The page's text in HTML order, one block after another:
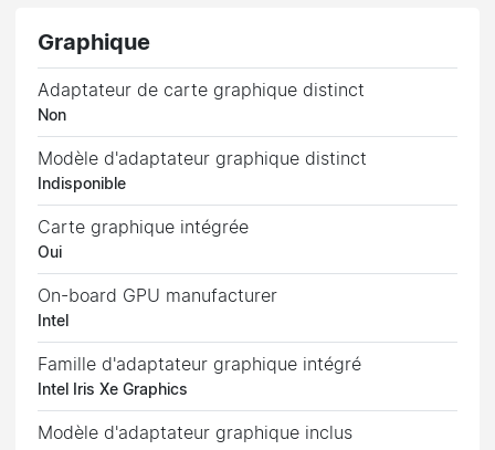
Graphique
Adaptateur de carte graphique distinct
Non
Modèle d'adaptateur graphique distinct
Indisponible
Carte graphique intégrée
Oui
On-board GPU manufacturer
Intel
Famille d'adaptateur graphique intégré
Intel Iris Xe Graphics
Modèle d'adaptateur graphique inclus